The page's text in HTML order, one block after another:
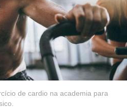
de cardio na academia para